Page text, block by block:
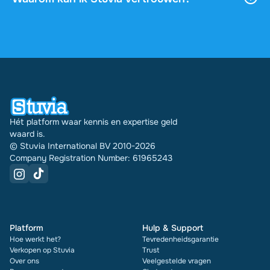
Hét platform waar kennis en expertise geld
waard is.
© Stuvia International BV 2010-2026
Company Registration Number: 61965243
Platform
Hoe werkt het?
Verkopen op Stuvia
Over ons
Hulp & Support
Tevredenheidsgarantie
Trust
Veelgestelde vragen